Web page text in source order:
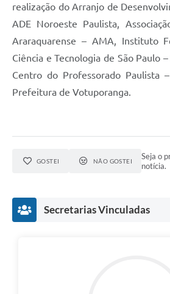
realização do Arranjo de
ADE Noroeste Paulista,
Araraquarense – AMA, Instituto
Ciência e Tecnologia de São Paulo
Centro do Professorado Paulista
Prefeitura de Votuporanga.
GOSTEI NÃO GOSTEI
Seja o
notícia.
Secretarias Vinculadas